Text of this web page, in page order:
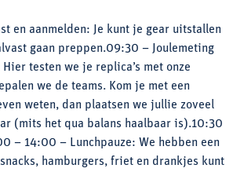
en aanmelden: Je kunt je gear uitstallen
gaan preppen.09:30 – Joulemeting
testen we je replica’s met onze
we de teams. Kom je met een
weten, dan plaatsen we jullie zoveel
(mits het qua balans haalbaar is).10:30
– 14:00 – Lunchpauze: We hebben een
hamburgers, friet en drankjes kunt